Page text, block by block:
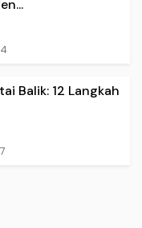
Balik: 12 Langkah